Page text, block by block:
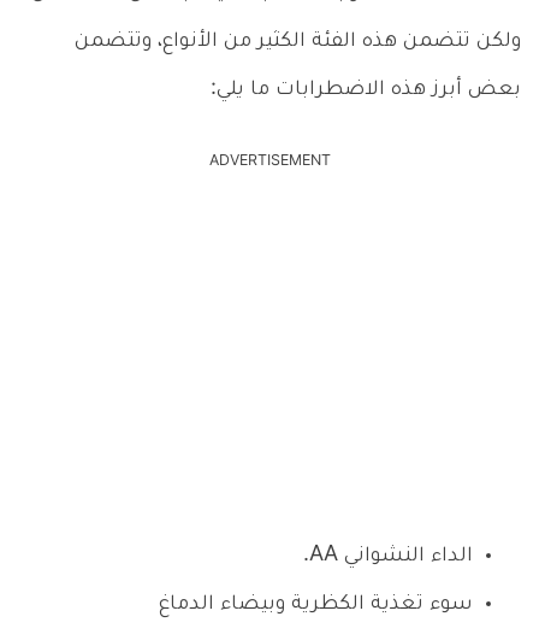
ولكن تتضمن هذه الفئة الكثير من الأنواع، وتتضمن
بعض أبرز هذه الاضطرابات ما يلي:
ADVERTISEMENT
الداء النشواني AA.
سوء تغذية الكظرية وبيضاء الدماغ